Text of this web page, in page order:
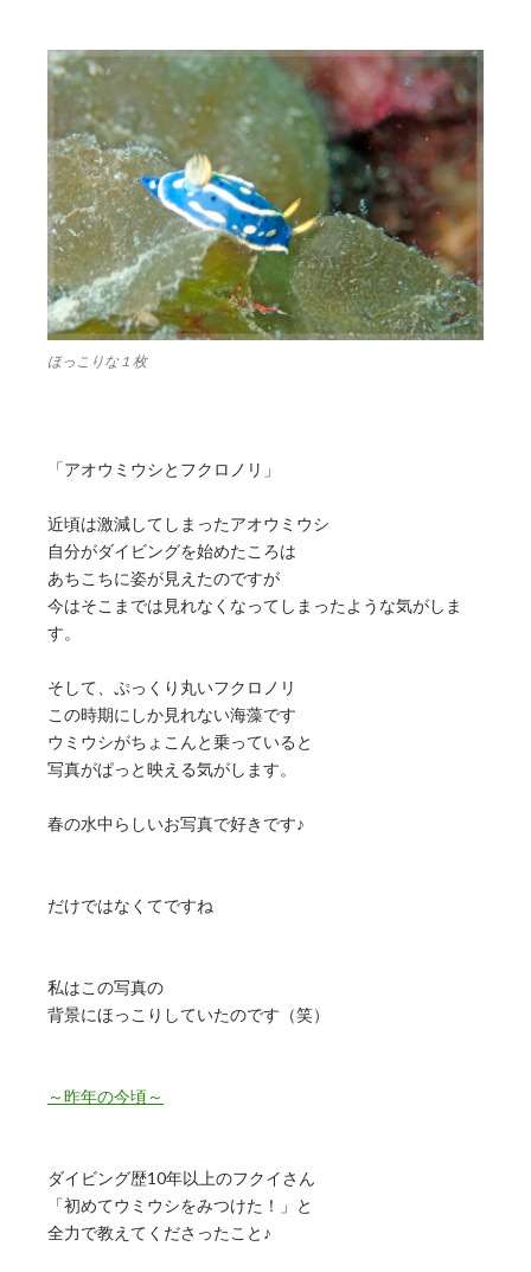
ほっこりな１枚
「アオウミウシとフクロノリ」
近頃は激減してしまったアオウミウシ
自分がダイビングを始めたころは
あちこちに姿が見えたのですが
今はそこまでは見れなくなってしまったような気がしま
す。
そして、ぷっくり丸いフクロノリ
この時期にしか見れない海藻です
ウミウシがちょこんと乗っていると
写真がぱっと映える気がします。
春の水中らしいお写真で好きです♪
だけではなくてですね
私はこの写真の
背景にほっこりしていたのです（笑）
～昨年の今頃～
ダイビング歴10年以上のフクイさん
「初めてウミウシをみつけた！」と
全力で教えてくださったこと♪